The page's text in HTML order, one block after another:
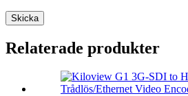
Skicka
Relaterade produkter